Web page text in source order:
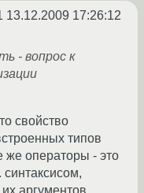
13.12.2009 17:26:12
- вопрос к
свойство
типов
операторы - это